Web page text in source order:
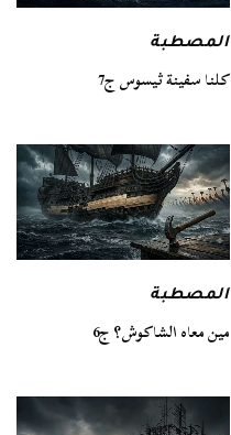
المصطبة
كلنا سفينة ثيسوس ج7
المصطبة
مين معاه الشاكوش؟ ج6